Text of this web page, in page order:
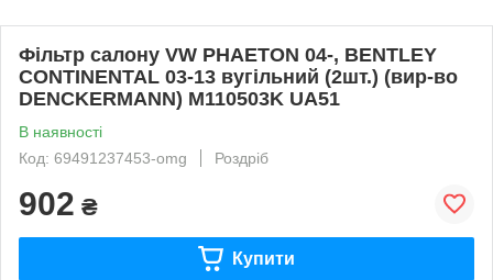
Фільтр салону VW PHAETON 04-, BENTLEY
CONTINENTAL 03-13 вугільний (2шт.) (вир-во
DENCKERMANN) M110503K UA51
В наявності
Код: 69491237453-omg
Роздріб
902 ₴
Купити